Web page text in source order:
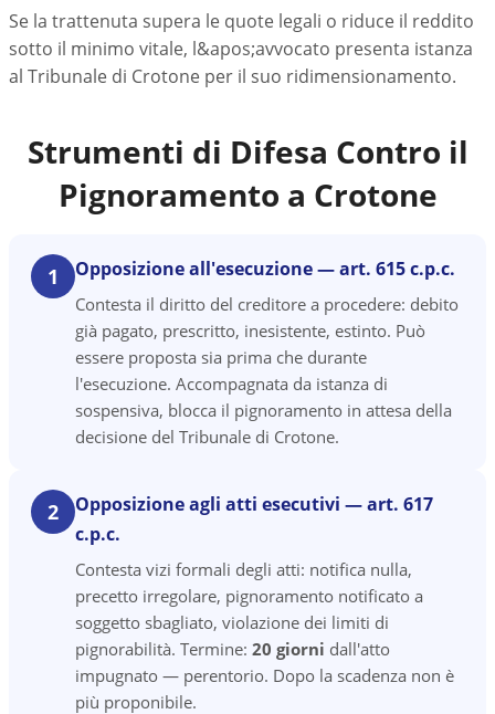
Se la trattenuta supera le quote legali o riduce il reddito
sotto il minimo vitale, l&apos;avvocato presenta istanza
al Tribunale di Crotone per il suo ridimensionamento.
Strumenti di Difesa Contro il
Pignoramento a Crotone
1 Opposizione all'esecuzione — art. 615 c.p.c.
Contesta il diritto del creditore a procedere: debito
già pagato, prescritto, inesistente, estinto. Può
essere proposta sia prima che durante
l'esecuzione. Accompagnata da istanza di
sospensiva, blocca il pignoramento in attesa della
decisione del Tribunale di Crotone.
2
Opposizione agli atti esecutivi — art. 617
c.p.c.
Contesta vizi formali degli atti: notifica nulla,
precetto irregolare, pignoramento notificato a
soggetto sbagliato, violazione dei limiti di
pignorabilità. Termine: 20 giorni dall'atto
impugnato — perentorio. Dopo la scadenza non è
più proponibile.